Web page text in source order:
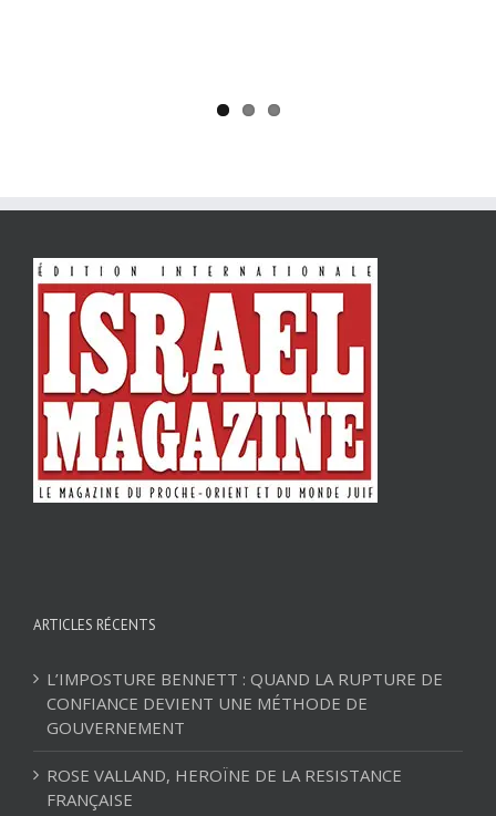
ARTICLES RÉCENTS
L’IMPOSTURE BENNETT : QUAND LA RUPTURE DE
CONFIANCE DEVIENT UNE MÉTHODE DE
GOUVERNEMENT
ROSE VALLAND, HEROÏNE DE LA RESISTANCE
FRANÇAISE